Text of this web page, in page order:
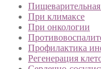
Пищеварительная
При климаксе
При онкологии
Профилактика
Регенерация